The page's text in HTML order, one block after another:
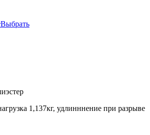
Выбрать
1,137кг, удлинннение при разрыве